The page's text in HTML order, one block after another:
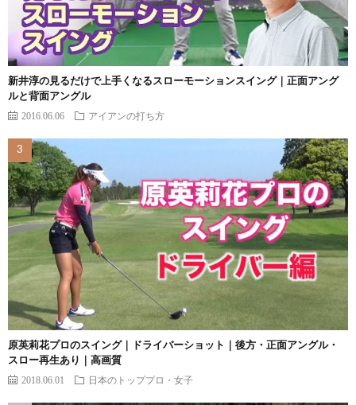
新井淳の見るだけで上手くなるスローモーションスイング｜正面アング
ルと背面アングル
2016.06.06 アイアンの打ち方
原英莉花プロのスイング｜ドライバーショット｜後方・正面アングル・
スロー再生あり｜高画質
2018.06.01 日本のトッププロ・女子